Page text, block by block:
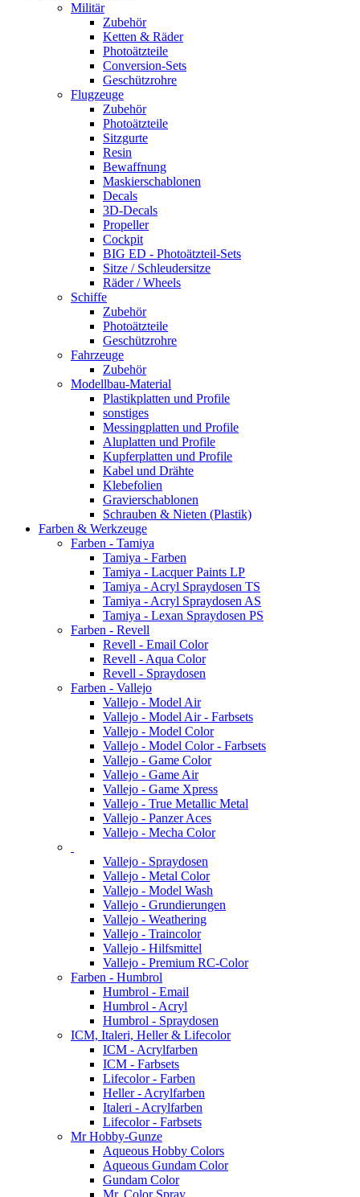
Militär
Zubehör
Ketten & Räder
Photoätzteile
Conversion-Sets
Geschützrohre
Flugzeuge
Zubehör
Photoätzteile
Sitzgurte
Resin
Bewaffnung
Maskierschablonen
Decals
3D-Decals
Propeller
Cockpit
BIG ED - Photoätzteil-Sets
Sitze / Schleudersitze
Räder / Wheels
Schiffe
Zubehör
Photoätzteile
Geschützrohre
Fahrzeuge
Zubehör
Modellbau-Material
Plastikplatten und Profile
sonstiges
Messingplatten und Profile
Aluplatten und Profile
Kupferplatten und Profile
Kabel und Drähte
Klebefolien
Gravierschablonen
Schrauben & Nieten (Plastik)
Farben & Werkzeuge
Farben - Tamiya
Tamiya - Farben
Tamiya - Lacquer Paints LP
Tamiya - Acryl Spraydosen TS
Tamiya - Acryl Spraydosen AS
Tamiya - Lexan Spraydosen PS
Farben - Revell
Revell - Email Color
Revell - Aqua Color
Revell - Spraydosen
Farben - Vallejo
Vallejo - Model Air
Vallejo - Model Air - Farbsets
Vallejo - Model Color
Vallejo - Model Color - Farbsets
Vallejo - Game Color
Vallejo - Game Air
Vallejo - Game Xpress
Vallejo - True Metallic Metal
Vallejo - Panzer Aces
Vallejo - Mecha Color
Vallejo - Spraydosen
Vallejo - Metal Color
Vallejo - Model Wash
Vallejo - Grundierungen
Vallejo - Weathering
Vallejo - Traincolor
Vallejo - Hilfsmittel
Vallejo - Premium RC-Color
Farben - Humbrol
Humbrol - Email
Humbrol - Acryl
Humbrol - Spraydosen
ICM, Italeri, Heller & Lifecolor
ICM - Acrylfarben
ICM - Farbsets
Lifecolor - Farben
Heller - Acrylfarben
Italeri - Acrylfarben
Lifecolor - Farbsets
Mr Hobby-Gunze
Aqueous Hobby Colors
Aqueous Gundam Color
Gundam Color
Mr. Color Spray